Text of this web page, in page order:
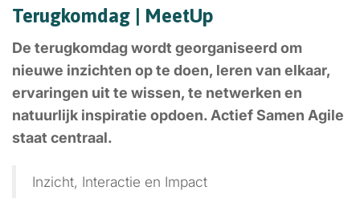
Terugkomdag | MeetUp
De terugkomdag wordt georganiseerd om
nieuwe inzichten op te doen, leren van elkaar,
ervaringen uit te wissen, te netwerken en
natuurlijk inspiratie opdoen. Actief Samen Agile
staat centraal.
Inzicht, Interactie en Impact